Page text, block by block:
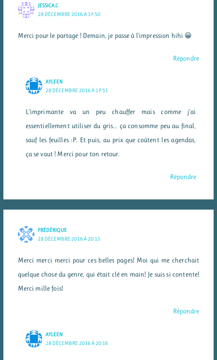
JESSICA.C
28 DÉCEMBRE 2016 À 17:50
Merci pour le partage ! Demain, je passe à l’impression hihi 😀
Répondre
AYLEEN
28 DÉCEMBRE 2016 À 17:51
L’imprimante va un peu chauffer mais comme j’ai
essentiellement utiliser du gris… ça consomme peu au final,
sauf les feuilles :P. Et puis, au prix que coûtent les agendas,
ça se vaut ! Merci pour ton retour.
Répondre
FRÉDÉRIQUE
28 DÉCEMBRE 2016 À 20:15
Merci merci merci pour ces belles pages! Moi qui me cherchait
quelque chose du genre, qui était clé en main! Je suis si contente!
Merci mille fois!
Répondre
AYLEEN
28 DÉCEMBRE 2016 À 20:16